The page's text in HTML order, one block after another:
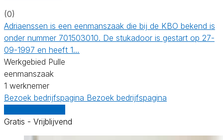
(0)
Adriaenssen is een eenmanszaak die bij de KBO bekend is
onder nummer 701503010. De stukadoor is gestart op 27-
09-1997 en heeft 1…
Werkgebied Pulle
eenmanszaak
1 werknemer
Bezoek bedrijfspagina Bezoek bedrijfspagina
Gratis - Vrijblijvend